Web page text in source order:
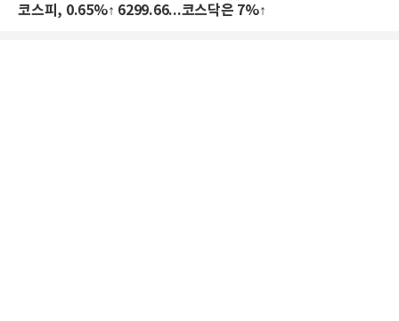
코스피, 0.65%↑ 6299.66...코스닥은 7%↑